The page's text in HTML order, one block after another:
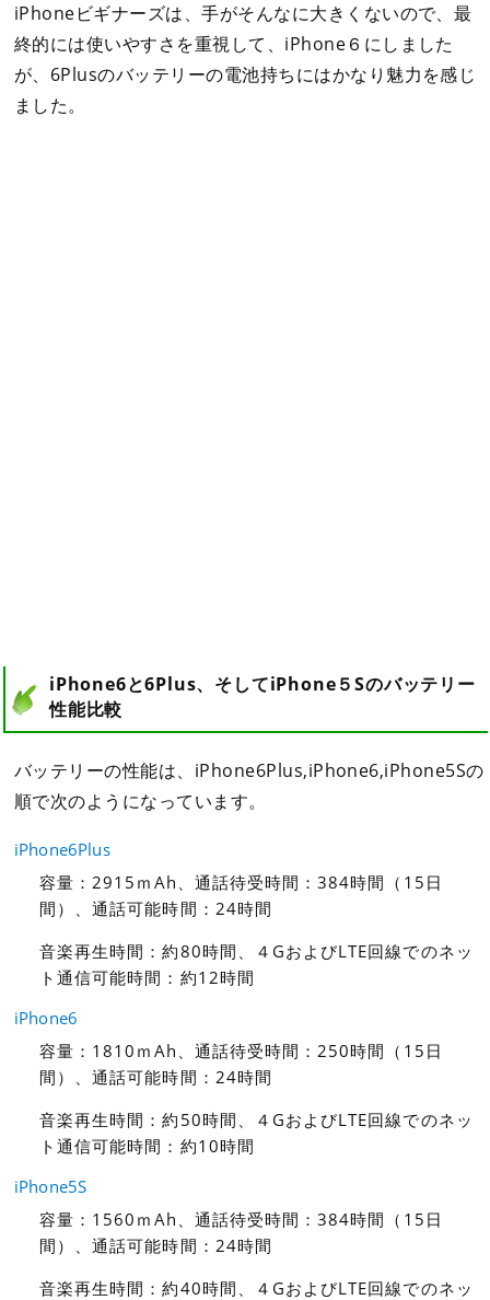
iPhoneビギナーズは、手がそんなに大きくないので、最
終的には使いやすさを重視して、iPhone６にしました
が、6Plusのバッテリーの電池持ちにはかなり魅力を感じ
ました。
iPhone6と6Plus、そしてiPhone５Sのバッテリー
性能比較
バッテリーの性能は、iPhone6Plus,iPhone6,iPhone5Sの
順で次のようになっています。
iPhone6Plus
容量：2915ｍAh、通話待受時間：384時間（15日
間）、通話可能時間：24時間
音楽再生時間：約80時間、４GおよびLTE回線でのネッ
ト通信可能時間：約12時間
iPhone6
容量：1810ｍAh、通話待受時間：250時間（15日
間）、通話可能時間：24時間
音楽再生時間：約50時間、４GおよびLTE回線でのネッ
ト通信可能時間：約10時間
iPhone5S
容量：1560ｍAh、通話待受時間：384時間（15日
間）、通話可能時間：24時間
音楽再生時間：約40時間、４GおよびLTE回線でのネッ